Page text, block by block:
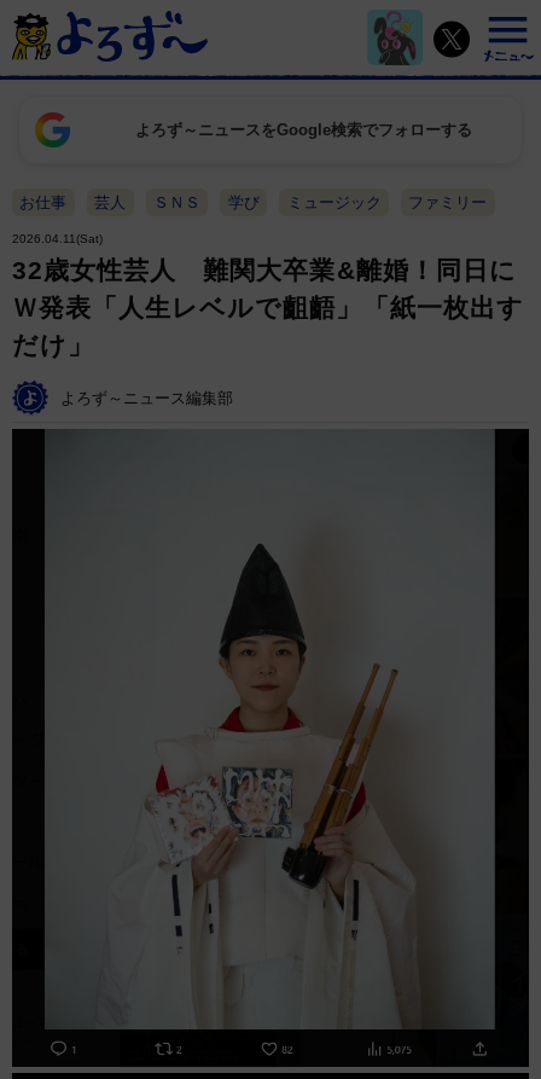
よろず～ニュースをGoogle検索でフォローする
お仕事 芸人 ＳＮＳ 学び ミュージック ファミリー
2026.04.11(Sat)
32歳女性芸人 難関大卒業&離婚！同日に
Ｗ発表「人生レベルで齟齬」「紙一枚出す
だけ」
よろず～ニュース編集部